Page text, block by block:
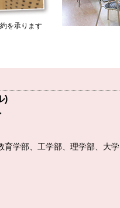
を承ります
)
育学部、工学部、理学部、大学